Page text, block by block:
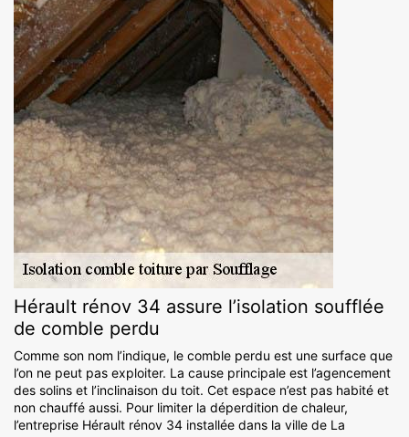
Hérault rénov 34 assure l’isolation soufflée
de comble perdu
Comme son nom l’indique, le comble perdu est une surface que
l’on ne peut pas exploiter. La cause principale est l’agencement
des solins et l’inclinaison du toit. Cet espace n’est pas habité et
non chauffé aussi. Pour limiter la déperdition de chaleur,
l’entreprise Hérault rénov 34 installée dans la ville de La